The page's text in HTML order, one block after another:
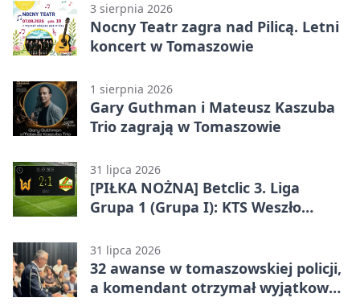
3 sierpnia 2026
Nocny Teatr zagra nad Pilicą. Letni
koncert w Tomaszowie
1 sierpnia 2026
Gary Guthman i Mateusz Kaszuba
Trio zagrają w Tomaszowie
31 lipca 2026
[PIŁKA NOŻNA] Betclic 3. Liga
Grupa 1 (Grupa I): KTS Weszło
Mazowiecki 2:1
31 lipca 2026
32 awanse w tomaszowskiej policji,
a komendant otrzymał wyjątkowy